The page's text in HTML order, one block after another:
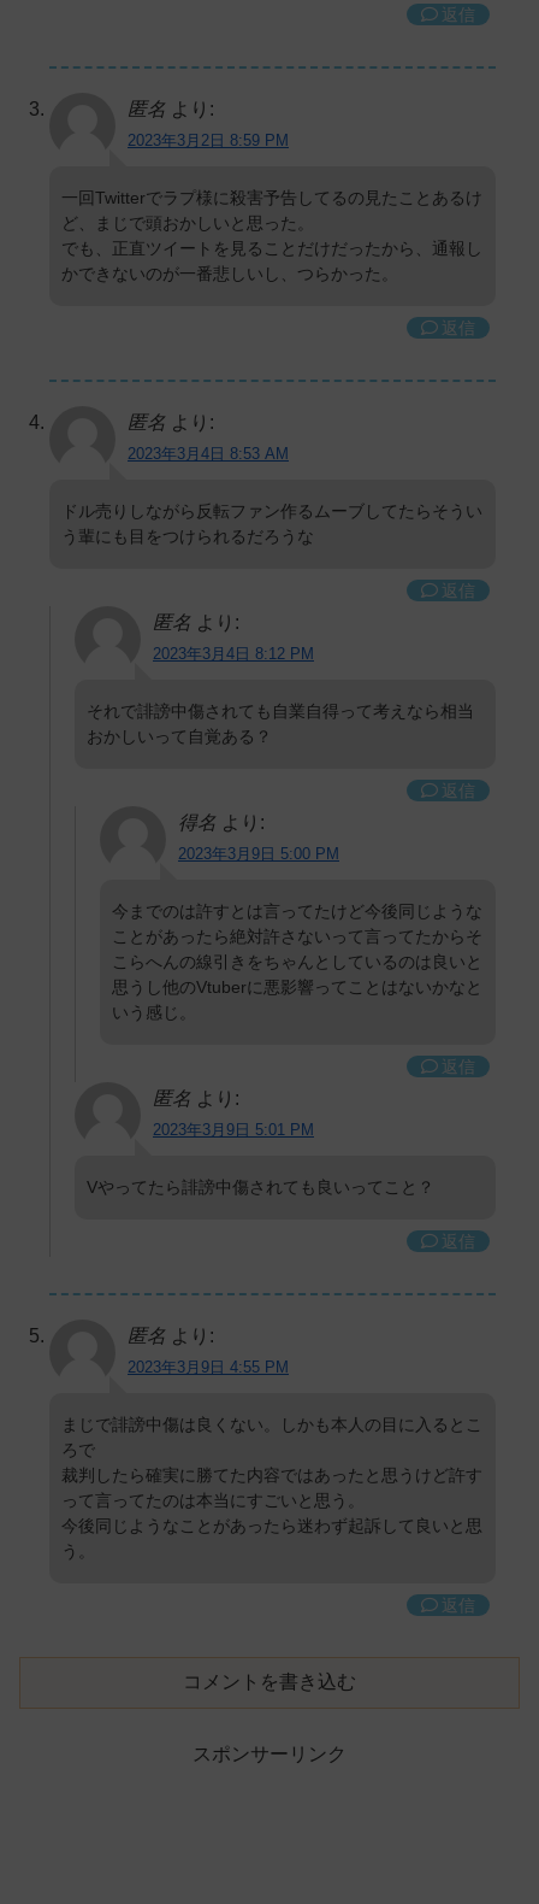
返信
匿名 より:
2023年3月2日 8:59 PM
一回Twitterでラプ様に殺害予告してるの見たことあるけ
ど、まじで頭おかしいと思った。
でも、正直ツイートを見ることだけだったから、通報し
かできないのが一番悲しいし、つらかった。
返信
匿名 より:
2023年3月4日 8:53 AM
ドル売りしながら反転ファン作るムーブしてたらそうい
う輩にも目をつけられるだろうな
返信
匿名 より:
2023年3月4日 8:12 PM
それで誹謗中傷されても自業自得って考えなら相当
おかしいって自覚ある？
返信
得名 より:
2023年3月9日 5:00 PM
今までのは許すとは言ってたけど今後同じような
ことがあったら絶対許さないって言ってたからそ
こらへんの線引きをちゃんとしているのは良いと
思うし他のVtuberに悪影響ってことはないかなと
いう感じ。
返信
匿名 より:
2023年3月9日 5:01 PM
Vやってたら誹謗中傷されても良いってこと？
返信
匿名 より:
2023年3月9日 4:55 PM
まじで誹謗中傷は良くない。しかも本人の目に入るとこ
ろで
裁判したら確実に勝てた内容ではあったと思うけど許す
って言ってたのは本当にすごいと思う。
今後同じようなことがあったら迷わず起訴して良いと思
う。
返信
コメントを書き込む
スポンサーリンク